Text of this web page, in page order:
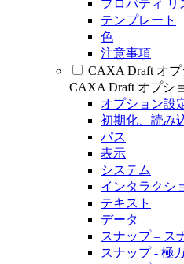
プロパティ リ
テンプレート
色
注意事項
CAXA Draft オ
CAXA Draft オプシ
オプション設
初期化、読み
パス
表示
システム
インタラクシ
テキスト
データ
スナップ – ス
スナップ - 極